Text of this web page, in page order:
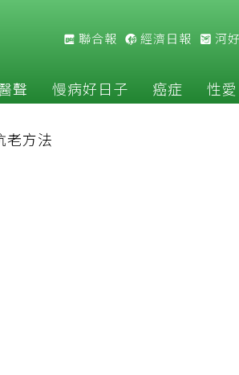
聯合報 經濟日報 河
聲 慢病好日子 癌症 性愛
老方法